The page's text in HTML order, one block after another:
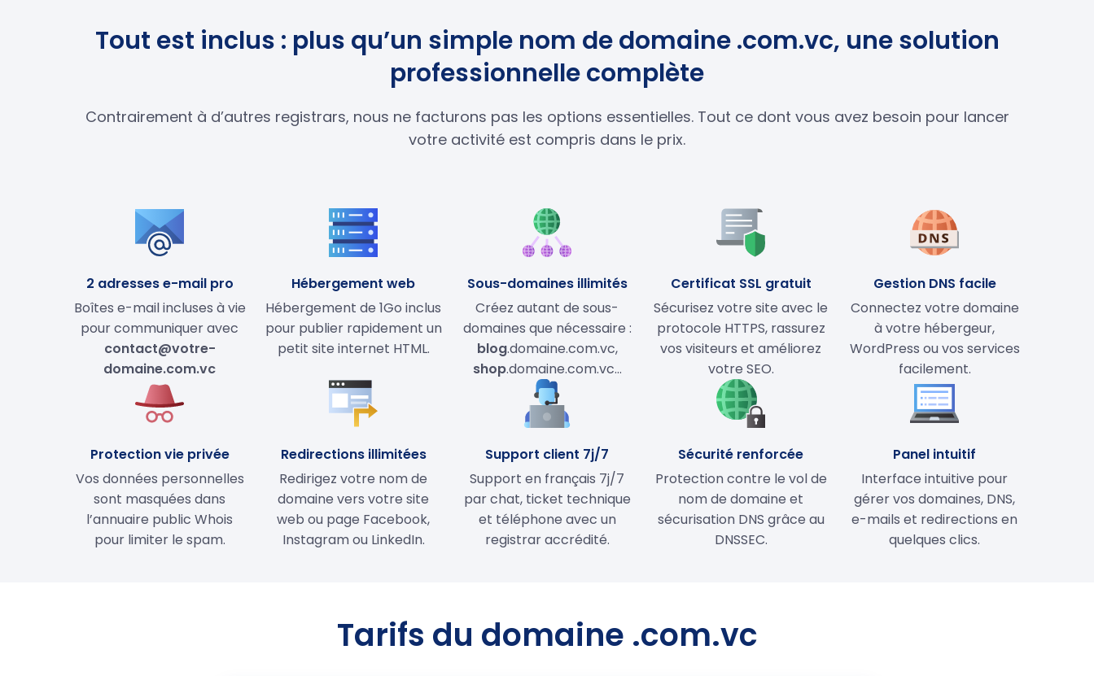
Tout est inclus : plus qu’un simple nom de domaine .com.vc, une solution
professionnelle complète
Contrairement à d’autres registrars, nous ne facturons pas les options essentielles. Tout ce dont vous avez besoin pour lancer
votre activité est compris dans le prix.
2 adresses e-mail pro
Boîtes e-mail incluses à vie
pour communiquer avec
contact@votre-
domaine.com.vc
Hébergement web
Hébergement de 1Go inclus
pour publier rapidement un
petit site internet HTML.
Sous-domaines illimités
Créez autant de sous-
domaines que nécessaire :
blog.domaine.com.vc,
shop.domaine.com.vc…
Certificat SSL gratuit
Sécurisez votre site avec le
protocole HTTPS, rassurez
vos visiteurs et améliorez
votre SEO.
Gestion DNS facile
Connectez votre domaine
à votre hébergeur,
WordPress ou vos services
facilement.
Protection vie privée
Vos données personnelles
sont masquées dans
l’annuaire public Whois
pour limiter le spam.
Redirections illimitées
Redirigez votre nom de
domaine vers votre site
web ou page Facebook,
Instagram ou LinkedIn.
Support client 7j/7
Support en français 7j/7
par chat, ticket technique
et téléphone avec un
registrar accrédité.
Sécurité renforcée
Protection contre le vol de
nom de domaine et
sécurisation DNS grâce au
DNSSEC.
Panel intuitif
Interface intuitive pour
gérer vos domaines, DNS,
e-mails et redirections en
quelques clics.
Tarifs du domaine .com.vc